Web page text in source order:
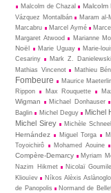
Malcolm de Chazal
Malcolm
Vázquez Montalbán
Maram al-
Marcabru
Marcel Aymé
Margaret Atwood
Marianne
Noël
Marie Uguay Marie-
Cesariny
Mark Z. Danielewski
Mathias Vincenot
Mathieu
Fombeure
Maurice
Rippon
Max Rouquette
Wigman
Michael Donhauser
Baglin
Michel Deguy Michel
Michel Sirey Michèle
Hernández
Miguel Torga
Toyoichirô
Mohamed Aouine
Compère-Demarcy
Myriam
Nazim Hikmet
Nicolaï
Kliouïev
Níkos Alèxis
de Panopolis
Normand de